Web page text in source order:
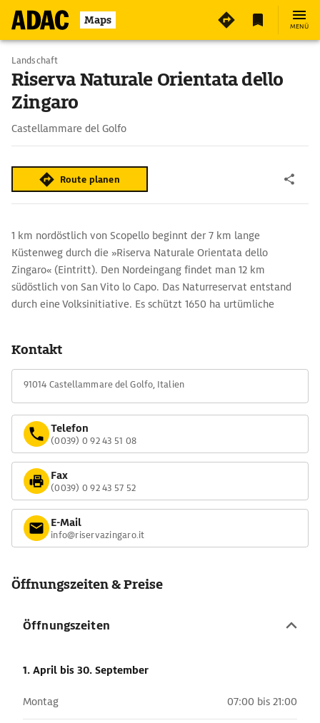
Maps MENÜ
Landschaft
Riserva Naturale Orientata dello
Zingaro
Castellammare del Golfo
Route planen
1 km nordöstlich von Scopello beginnt der 7 km lange
Küstenweg durch die »Riserva Naturale Orientata dello
Zingaro« (Eintritt). Den Nordeingang findet man 12 km
südöstlich von San Vito lo Capo. Das Naturreservat entstand
durch eine Volksinitiative. Es schützt 1650 ha urtümliche
und Farborgie explodiert.
Auch zum Baden ist der Zingaro ein guter Tipp. Die kleinen
Buchten sind frei von Liegestühlen und Sonnenschirmen,
werden aber regelmäßig gesäubert.
Kontakt
91014 Castellammare del Golfo, Italien
Telefon
(0039) 0 92 43 51 08
Fax
(0039) 0 92 43 57 52
E-Mail
info@riservazingaro.it
Öffnungszeiten & Preise
Öffnungszeiten
1. April bis 30. September
Montag 07:00 bis 21:00